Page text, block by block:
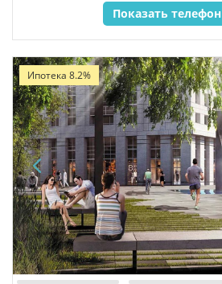
Показать телефон
Ипотека 8.2%